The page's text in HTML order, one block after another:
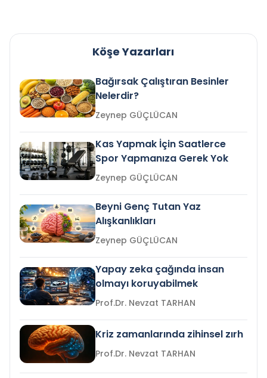
Köşe Yazarları
Bağırsak Çalıştıran Besinler
Nelerdir?
Zeynep GÜÇLÜCAN
Kas Yapmak İçin Saatlerce
Spor Yapmanıza Gerek Yok
Zeynep GÜÇLÜCAN
Beyni Genç Tutan Yaz
Alışkanlıkları
Zeynep GÜÇLÜCAN
Yapay zeka çağında insan
olmayı koruyabilmek
Prof.Dr. Nevzat TARHAN
Kriz zamanlarında zihinsel zırh
Prof.Dr. Nevzat TARHAN